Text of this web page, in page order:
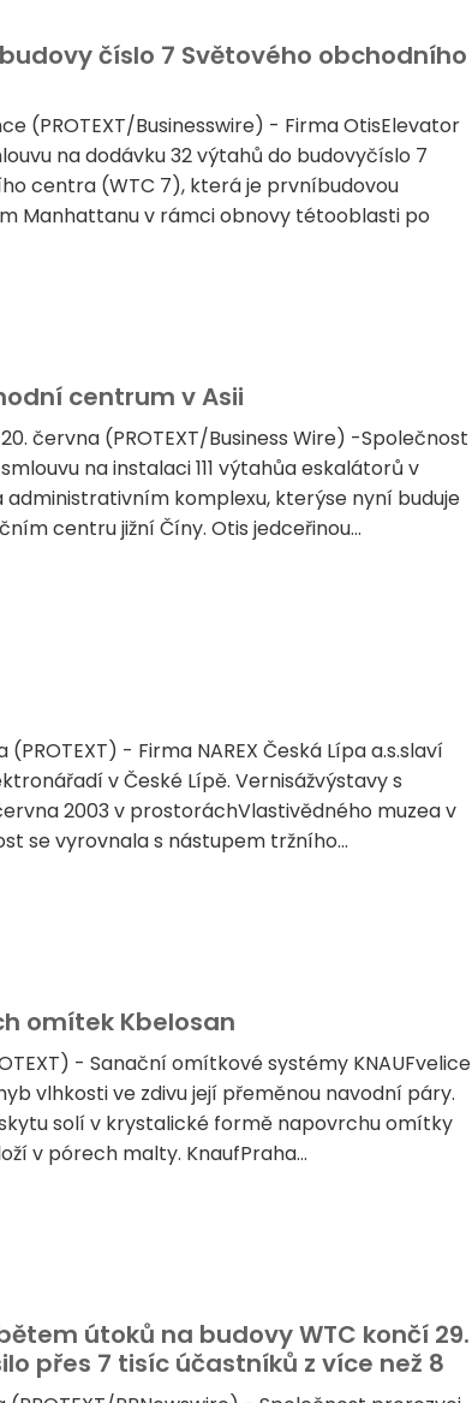
číslo 7 Světového obchodního
(PROTEXT/Businesswire) - Firma OtisElevator
na dodávku 32 výtahů do budovyčíslo 7
centra (WTC 7), která je prvníbudovou
Manhattanu v rámci obnovy tétooblasti po
centrum v Asii
června (PROTEXT/Business Wire) -Společnost
na instalaci 111 výtahůa eskalátorů v
komplexu, kterýse nyní buduje
centru jižní Číny. Otis jedceřinou...
(PROTEXT) - Firma NAREX Česká Lípa a.s.slaví
v České Lípě. Vernisážvýstavy s
2003 v prostoráchVlastivědného muzea v
se vyrovnala s nástupem tržního...
omítek Kbelosan
- Sanační omítkové systémy KNAUFvelice
vlhkosti ve zdivu její přeměnou navodní páry.
solí v krystalické formě napovrchu omítky
v pórech malty. KnaufPraha...
útoků na budovy WTC končí 29.
přes 7 tisíc účastníků z více než 8